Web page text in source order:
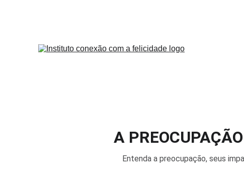
A
Entenda a preocupação, seus